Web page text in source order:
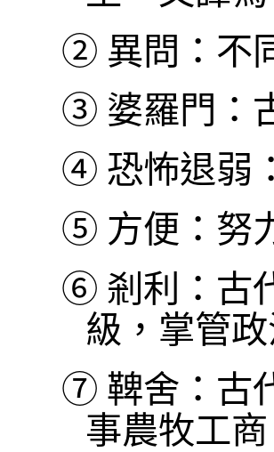
② 異問：不
③ 婆羅門：
④ 恐怖退弱
⑤ 方便：努
⑥ 剎利：古
級，掌管
⑦ 鞞舍：古
事農牧工